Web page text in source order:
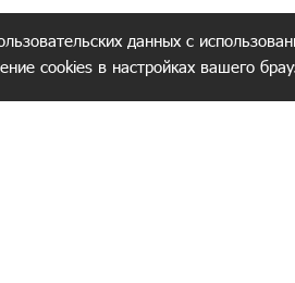
данных с
cookies в настройках вашего